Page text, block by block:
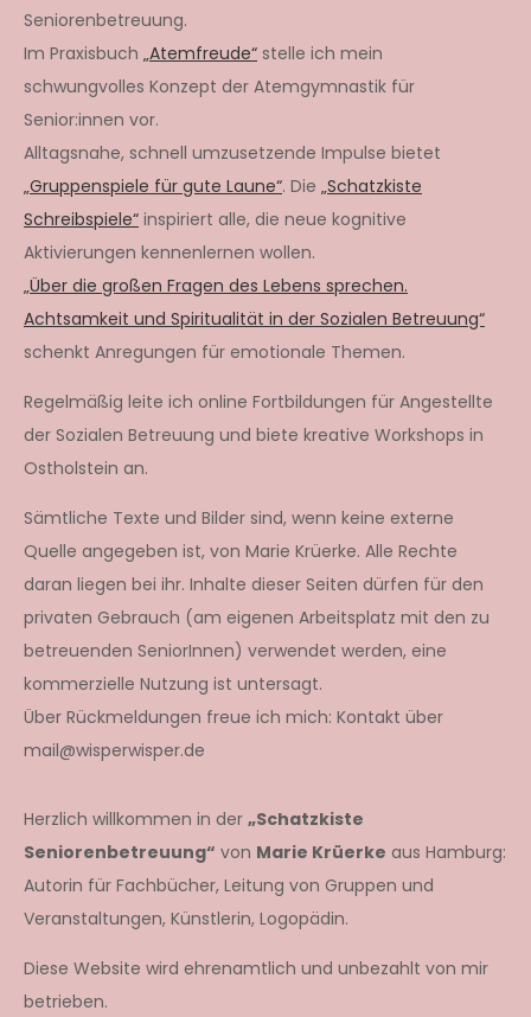
Seniorenbetreuung.
Im Praxisbuch „Atemfreude“ stelle ich mein
schwungvolles Konzept der Atemgymnastik für
Senior:innen vor.
Alltagsnahe, schnell umzusetzende Impulse bietet
„Gruppenspiele für gute Laune“. Die „Schatzkiste
Schreibspiele“ inspiriert alle, die neue kognitive
Aktivierungen kennenlernen wollen.
„Über die großen Fragen des Lebens sprechen.
Achtsamkeit und Spiritualität in der Sozialen Betreuung“
schenkt Anregungen für emotionale Themen.
Regelmäßig leite ich online Fortbildungen für Angestellte
der Sozialen Betreuung und biete kreative Workshops in
Ostholstein an.
Sämtliche Texte und Bilder sind, wenn keine externe
Quelle angegeben ist, von Marie Krüerke. Alle Rechte
daran liegen bei ihr. Inhalte dieser Seiten dürfen für den
privaten Gebrauch (am eigenen Arbeitsplatz mit den zu
betreuenden SeniorInnen) verwendet werden, eine
kommerzielle Nutzung ist untersagt.
Über Rückmeldungen freue ich mich: Kontakt über
mail@wisperwisper.de
Herzlich willkommen in der „Schatzkiste
Seniorenbetreuung“ von Marie Krüerke aus Hamburg:
Autorin für Fachbücher, Leitung von Gruppen und
Veranstaltungen, Künstlerin, Logopädin.
Diese Website wird ehrenamtlich und unbezahlt von mir
betrieben.